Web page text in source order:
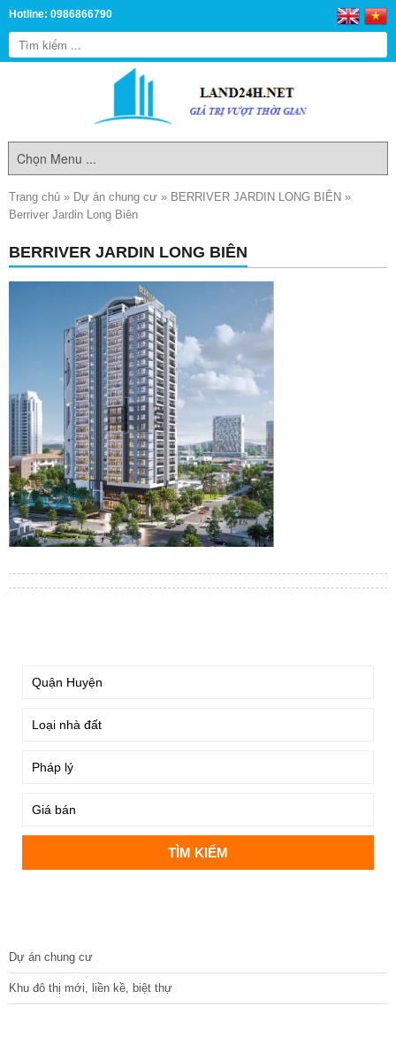
Hotline: 0986866790
Trang chủ » Dự án chung cư » BERRIVER JARDIN LONG BIÊN »
Berriver Jardin Long Biên
BERRIVER JARDIN LONG BIÊN
Dự án chung cư
Khu đô thị mới, liền kề, biệt thự